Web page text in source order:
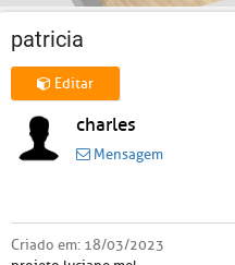
patricia
Editar
charles
Mensagem
Criado em: 18/03/2023